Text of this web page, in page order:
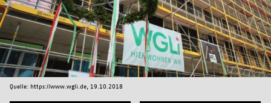
Quelle: https://www.wgli.de, 19.10.2018